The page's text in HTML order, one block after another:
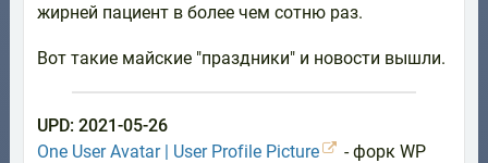
жирней пациент в более чем сотню раз.
Вот такие майские "праздники" и новости вышли.
UPD: 2021-05-26
One User Avatar | User Profile Picture
- форк WP